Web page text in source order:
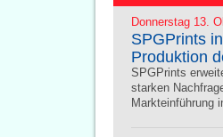
Donnerstag 13.
SPGPrints
Produktion
SPGPrints
starken
Markteinführung